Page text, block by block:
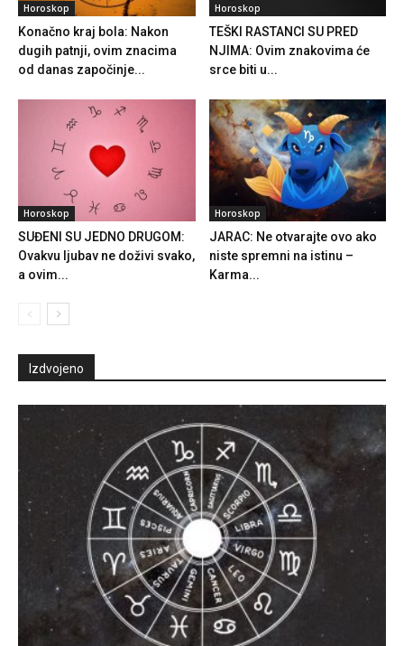
Horoskop
Konačno kraj bola: Nakon
dugih patnji, ovim znacima
od danas započinje...
Horoskop
TEŠKI RASTANCI SU PRED
NJIMA: Ovim znakovima će
srce biti u...
Horoskop
SUĐENI SU JEDNO DRUGOM:
Ovakvu ljubav ne doživi svako,
a ovim...
Horoskop
JARAC: Ne otvarajte ovo ako
niste spremni na istinu –
Karma...
Izdvojeno